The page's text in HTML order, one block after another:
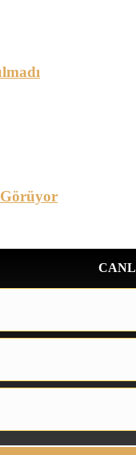
Görüyor